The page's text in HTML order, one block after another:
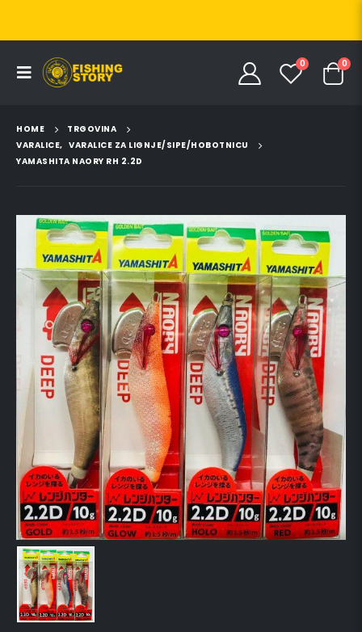
0 0
HOME
TRGOVINA
VARALICE, VARALICE ZA LIGNJE/SIPE/HOBOTNICU
YAMASHITA NAORY RH 2.2D